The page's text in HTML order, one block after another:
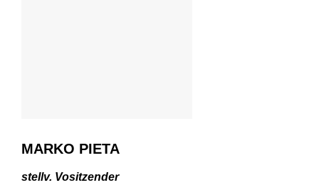
MARKO PIETA
stellv. Vositzender